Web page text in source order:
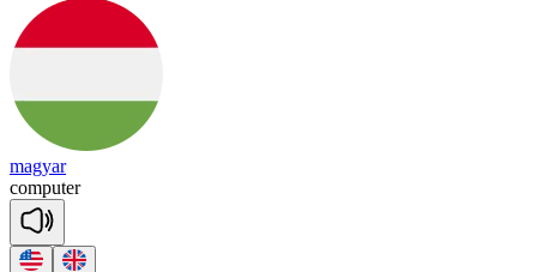
magyar
computer